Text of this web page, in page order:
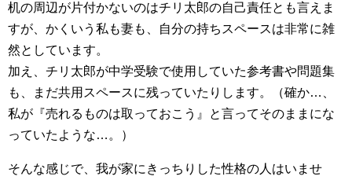
机の周辺が片付かないのはチリ太郎の自己責任とも言えま
すが、かくいう私も妻も、自分の持ちスペースは非常に雑
然としています。
加え、チリ太郎が中学受験で使用していた参考書や問題集
も、まだ共用スペースに残っていたりします。（確か…、
私が『売れるものは取っておこう』と言ってそのままにな
っていたような…。）
そんな感じで、我が家にきっちりした性格の人はいませ